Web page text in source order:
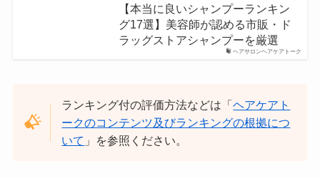
ヘアサロンヘアケアトーク
【本当に良いシャンプーランキン
グ17選】美容師が認める市販・ド
ラッグストアシャンプーを厳選
ランキング付の評価方法などは「ヘアケアト
ークのコンテンツ及びランキングの根拠につ
いて 」を参照ください。